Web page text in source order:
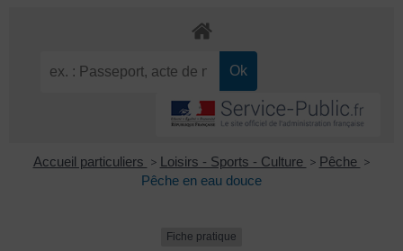
Accueil particuliers > Loisirs - Sports - Culture > Pêche >
Pêche en eau douce
Fiche pratique